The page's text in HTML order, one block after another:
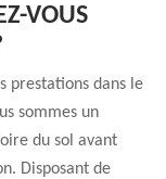
VOUS
prestations dans le
sommes un
du sol avant
Disposant de